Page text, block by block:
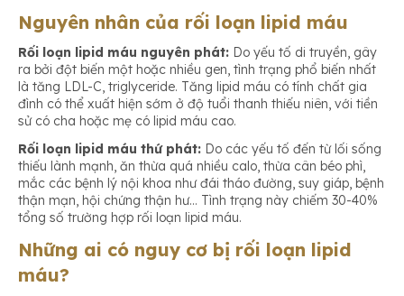
Nguyên nhân của rối loạn lipid máu
Rối loạn lipid máu nguyên phát: Do yếu tố di truyền, gây
ra bởi đột biến một hoặc nhiều gen, tình trạng phổ biến nhất
là tăng LDL-C, triglyceride. Tăng lipid máu có tính chất gia
đình có thể xuất hiện sớm ở độ tuổi thanh thiếu niên, với tiền
sử có cha hoặc mẹ có lipid máu cao.
Rối loạn lipid máu thứ phát: Do các yếu tố đến từ lối sống
thiếu lành mạnh, ăn thừa quá nhiều calo, thừa cân béo phì,
mắc các bệnh lý nội khoa như đái tháo đường, suy giáp, bệnh
thận mạn, hội chứng thận hư… Tình trạng này chiếm 30-40%
tổng số trường hợp rối loạn lipid máu.
Những ai có nguy cơ bị rối loạn lipid
máu?